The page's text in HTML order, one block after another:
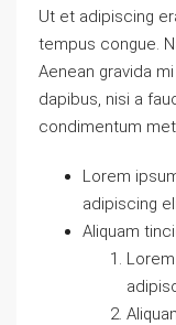
Ut et adipiscing
tempus congue.
Aenean gravida
dapibus, nisi a
condimentum
Lorem
adipiscing
Aliquam